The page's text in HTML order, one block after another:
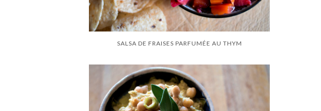
SALSA DE FRAISES PARFUMÉE AU THYM